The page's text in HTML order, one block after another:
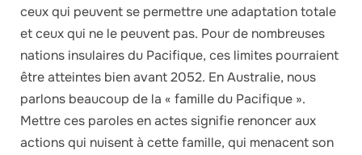
ceux qui peuvent se permettre une adaptation totale
et ceux qui ne le peuvent pas. Pour de nombreuses
nations insulaires du Pacifique, ces limites pourraient
être atteintes bien avant 2052. En Australie, nous
parlons beaucoup de la « famille du Pacifique ».
Mettre ces paroles en actes signifie renoncer aux
actions qui nuisent à cette famille, qui menacent son